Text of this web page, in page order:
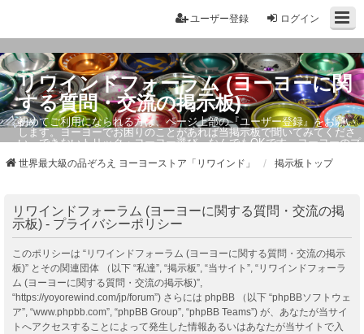
ログイン
ユーザー登録
リワインドフォーラム (ヨーヨーに関
する質問・交流の掲示板)
初めてご利用になられる方は、ページ上部の『ユーザー登録』をお願い
します。ヨーヨーでお困りのことがあれば当掲示板で聞いてみてくださ
い。できないトリック・ヨーヨー選び、なんでもOKです。ヨーヨーのプ
世界最大級の品ぞろえ ヨーヨーストア「リワインド」 掲示板トップ
リワインドフォーラム (ヨーヨーに関する質問・交流の掲
示板) - プライバシーポリシー
このポリシーは “リワインドフォーラム (ヨーヨーに関する質問・交流の掲示
板)” とその関連団体 （以下 “私達”, “掲示板”, “当サイト”, “リワインドフォーラ
ム (ヨーヨーに関する質問・交流の掲示板)”,
“https://yoyorewind.com/jp/forum”) さらには phpBB （以下 “phpBBソフトウェ
ア”, “www.phpbb.com”, “phpBB Group”, “phpBB Teams”) が、あなたが当サイ
トへアクセスすることによって発生した情報あるいはあなたが当サイトで入